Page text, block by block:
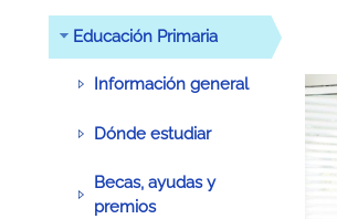
Educación Primaria
Información general
Dónde estudiar
Becas, ayudas y
premios